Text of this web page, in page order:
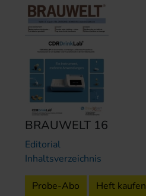
BRAUWELT 16
Editorial
Inhaltsverzeichnis
Probe-Abo Heft kaufen